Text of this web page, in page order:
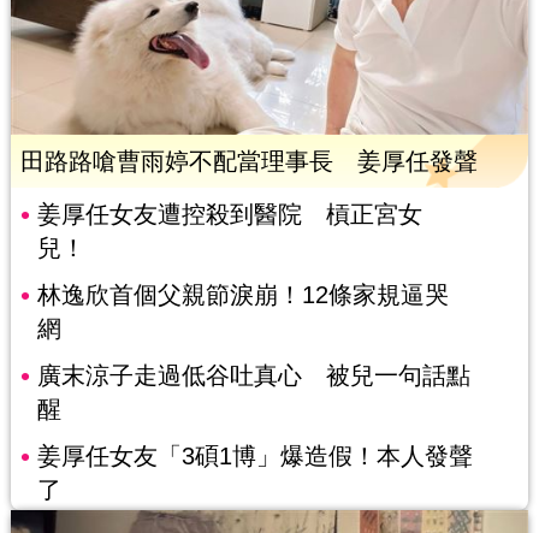
田路路嗆曹雨婷不配當理事長 姜厚任發聲
姜厚任女友遭控殺到醫院 槓正宮女
兒！
林逸欣首個父親節淚崩！12條家規逼哭
網
廣末涼子走過低谷吐真心 被兒一句話點
醒
姜厚任女友「3碩1博」爆造假！本人發聲
了